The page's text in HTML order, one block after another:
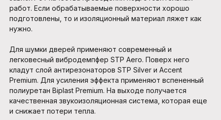
работ. Если обрабатываемые поверхности хорошо
подготовлены, то и изоляционный материал ляжет как
нужно.
Для шумки дверей применяют современный и
легковесный вибродемпфер STP Aero. Поверх него
кладут слой антирезонаторов STP Silver и Accent
Premium. Для усиления эффекта применяют вспененный
полиуретан Biplast Premium. На выходе получается
качественная звукоизоляционная система, которая еще
и снижает потери тепла.